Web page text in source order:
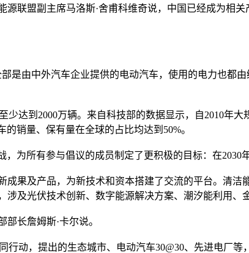
盟副主席马洛斯·舍甫科维奇说，中国已经成为相
由中外汽车企业提供的电动汽车，使用的电力也都
到2000万辆。来自科技部的数据显示，自2010年大
销量、保有量在全球的占比均达到50%。
所有参与倡议的成员制定了更积极的目标：在2030
及产品，为新技术和资本搭建了交流的平台。清洁
及光伏技术创新、数字能源解决方案、潮汐能利用、
长詹姆斯·卡尔说。
，提出的生态城市、电动汽车30@30、先进电厂等